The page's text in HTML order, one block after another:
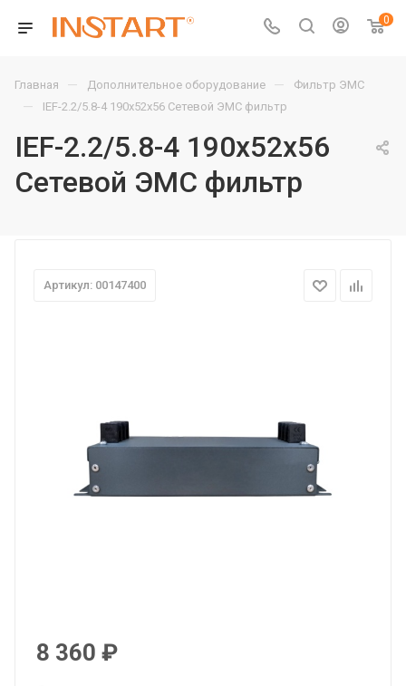
0
Главная — Дополнительное оборудование — Фильтр ЭМС
— IEF-2.2/5.8-4 190х52х56 Сетевой ЭМС фильтр
IEF-2.2/5.8-4 190х52х56
Сетевой ЭМС фильтр
Артикул: 00147400
8 360 ₽